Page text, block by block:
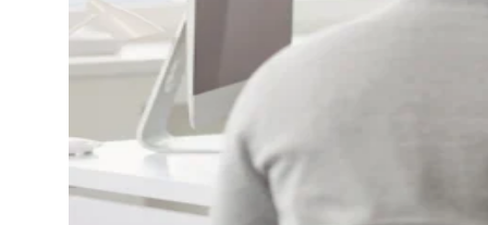
Seguro de Vida
Seguro Automóvel
Seguro Residencial
Seguro Condomínio